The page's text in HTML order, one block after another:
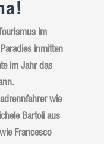
im
inmitten
im Jahr das
wie
Bartoliaus
Francesco